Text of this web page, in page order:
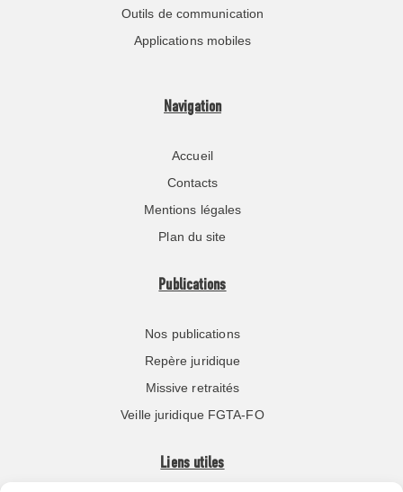
Outils de communication
Applications mobiles
Navigation
Accueil
Contacts
Mentions légales
Plan du site
Publications
Nos publications
Repère juridique
Missive retraités
Veille juridique FGTA-FO
Liens utiles